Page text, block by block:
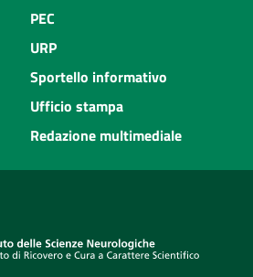
PEC
URP
Sportello informativo
Ufficio stampa
Redazione multimediale